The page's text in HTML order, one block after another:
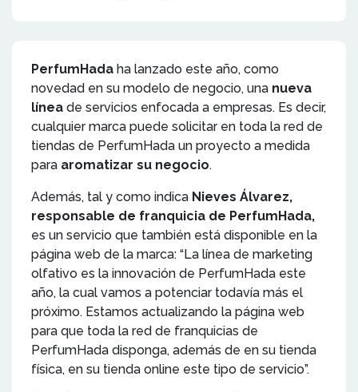
PerfumHada ha lanzado este año, como
novedad en su modelo de negocio, una nueva
línea de servicios enfocada a empresas. Es decir,
cualquier marca puede solicitar en toda la red de
tiendas de PerfumHada un proyecto a medida
para aromatizar su negocio.
Además, tal y como indica Nieves Álvarez,
responsable de franquicia de PerfumHada,
es un servicio que también está disponible en la
página web de la marca: “La línea de marketing
olfativo es la innovación de PerfumHada este
año, la cual vamos a potenciar todavía más el
próximo. Estamos actualizando la página web
para que toda la red de franquicias de
PerfumHada disponga, además de en su tienda
física, en su tienda online este tipo de servicio”.